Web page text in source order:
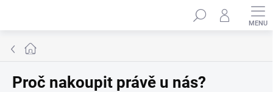
Hledat
Domů
Proč nakoupit právě u nás?